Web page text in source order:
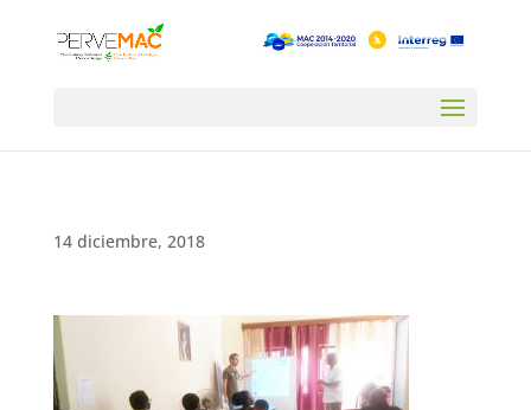
14 diciembre, 2018